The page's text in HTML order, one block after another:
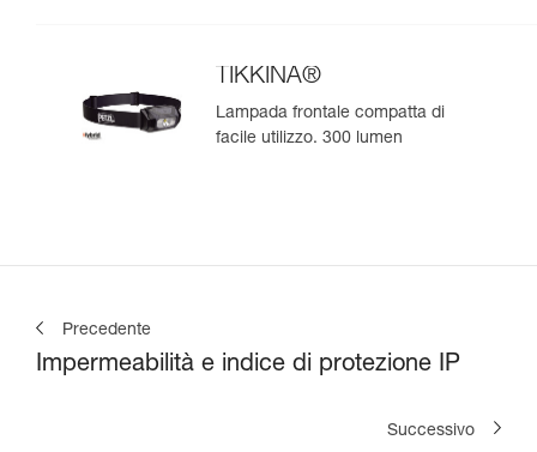
TIKKINA®
Lampada frontale compatta di
facile utilizzo. 300 lumen
Precedente
Impermeabilità e indice di protezione IP
Successivo